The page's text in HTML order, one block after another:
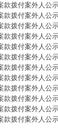
款拨付案外人公
款拨付案外人公
款拨付案外人公
款拨付案外人公
款拨付案外人公
款拨付案外人公
款拨付案外人公
款拨付案外人公
款拨付案外人公
款拨付案外人公
款拨付案外人公
款拨付案外人公